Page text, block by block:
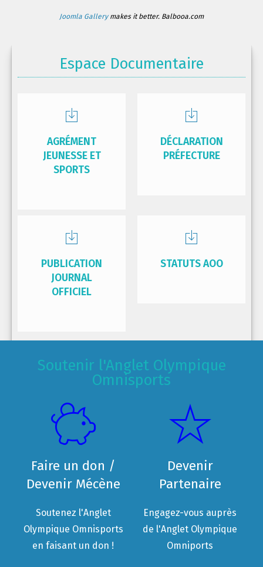
Joomla Gallerymakes it better. Balbooa.com
Espace Documentaire
AGRÉMENT
JEUNESSE ET
SPORTS
DÉCLARATION
PRÉFECTURE
PUBLICATION
JOURNAL
OFFICIEL
STATUTS AOO
Soutenir l'Anglet Olympique
Omnisports
Faire un don /
Devenir Mécène
Soutenez l'Anglet
Olympique Omnisports
en faisant un don !
Devenir
Partenaire
Engagez-vous auprès
de l'Anglet Olympique
Omniports